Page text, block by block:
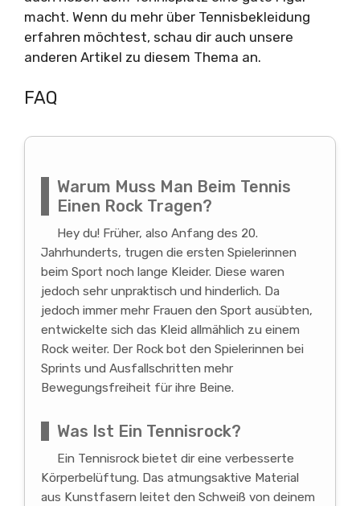
macht. Wenn du mehr über Tennisbekleidung
erfahren möchtest, schau dir auch unsere
anderen Artikel zu diesem Thema an.
FAQ
Warum Muss Man Beim Tennis
Einen Rock Tragen?
Hey du! Früher, also Anfang des 20.
Jahrhunderts, trugen die ersten Spielerinnen
beim Sport noch lange Kleider. Diese waren
jedoch sehr unpraktisch und hinderlich. Da
jedoch immer mehr Frauen den Sport ausübten,
entwickelte sich das Kleid allmählich zu einem
Rock weiter. Der Rock bot den Spielerinnen bei
Sprints und Ausfallschritten mehr
Bewegungsfreiheit für ihre Beine.
Was Ist Ein Tennisrock?
Ein Tennisrock bietet dir eine verbesserte
Körperbelüftung. Das atmungsaktive Material
aus Kunstfasern leitet den Schweiß von deinem